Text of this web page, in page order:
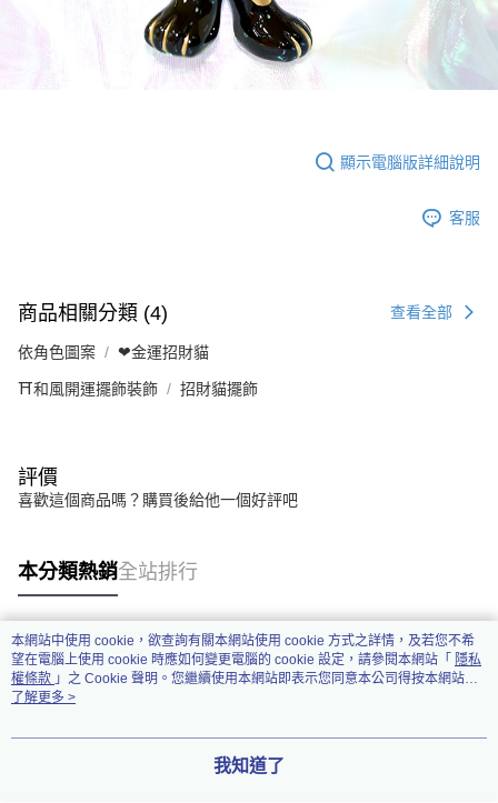
顯示電腦版詳細說明
客服
商品相關分類 (4) 查看全部
依角色圖案 ❤金運招財貓
⛩️和風開運擺飾裝飾 招財貓擺飾
評價
喜歡這個商品嗎？購買後給他一個好評吧
本分類熱銷全站排行
熱門標籤
本網站中使用 cookie，欲查詢有關本網站使用 cookie 方式之詳情，及若您不希
望在電腦上使用 cookie 時應如何變更電腦的 cookie 設定，請參閱本網站「 隱私
權條款 」之 Cookie 聲明。您繼續使用本網站即表示您同意本公司得按本網站使
用條款之 Cookie 聲明使用 cookie。
了解更多 >
我知道了